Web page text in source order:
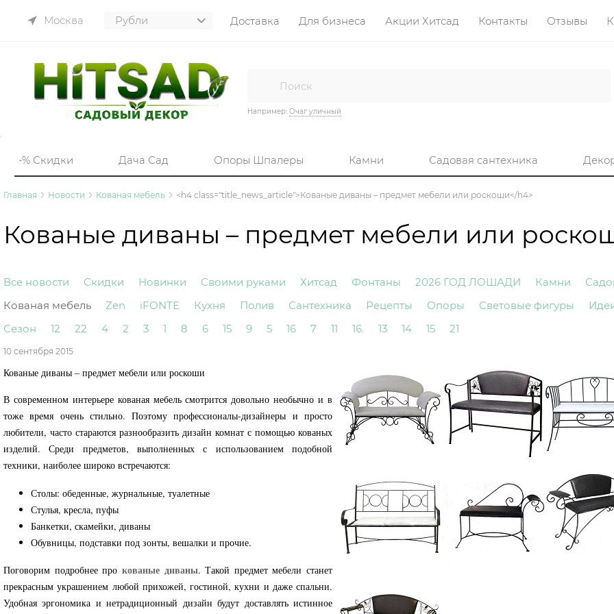
Москва Доставка Для бизнеса Акции Хитсад Контакты Отзывы
Например: Очаг уличный
-% Скидки Дача Сад Опоры Шпалеры Камни Садовая сантехника
Главная Новости Кованая мебель <h4 class="title_news_article">Кованые диваны – предмет мебели или роскоши</h4>
Кованые диваны – предмет мебели или
Все новости Скидки Новинки Своими руками Хитсад Фонтаны 2026 ГОД ЛОШАДИ Камни
Кованая мебель
Zen iFONTE Кухня Полив Сантехника Рецепты Опоры Световые фигуры
Сезон
12 22 4 2 3 1 8 6 15 9 5 16 7 11 16. 13 14 15 21
10 сентября 2015
Кованые диваны – предмет мебели или роскоши
В современном интерьере кованая мебель смотрится довольно необычно и в
тоже время очень стильно. Поэтому профессионалы-дизайнеры и просто
любители, часто стараются разнообразить дизайн комнат с помощью кованых
изделий. Среди предметов, выполненных с использованием подобной
техники, наиболее широко встречаются:
Столы: обеденные, журнальные, туалетные
Стулья, кресла, пуфы
Банкетки, скамейки, диваны
Обувницы, подставки под зонты, вешалки и прочие.
Поговорим подробнее про кованые диваны. Такой предмет мебели станет
прекрасным украшением любой прихожей, гостиной, кухни и даже спальни.
Удобная эргономика и нетрадиционный дизайн будут доставлять истинное